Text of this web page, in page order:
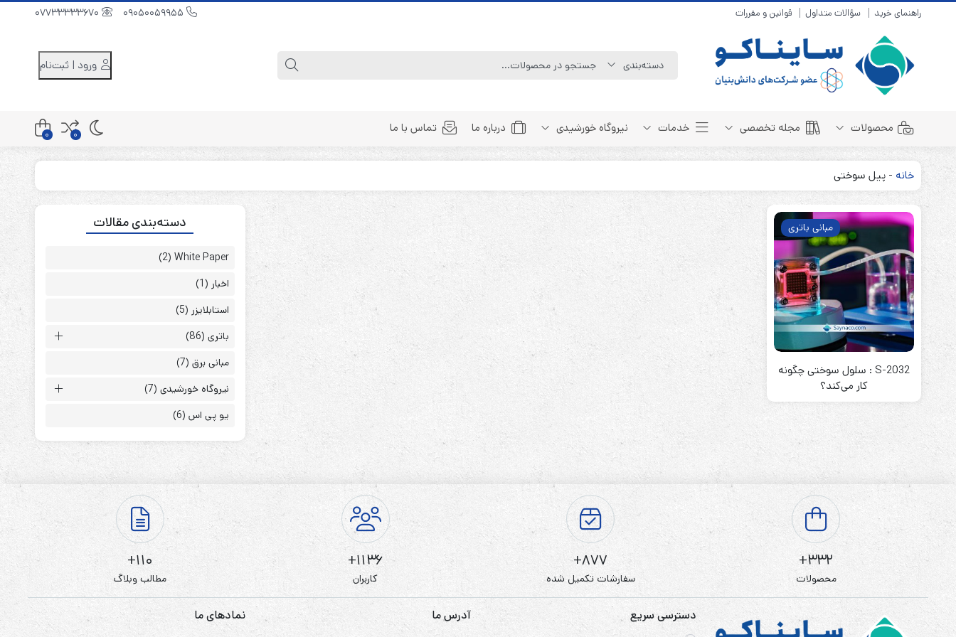
راهنمای خرید سؤالات متداول قوانین و مقررات
ورود | ثبت‌نام
محصولات
باتری سیلد لید اسید
باتری 4 ولت
باتری 12 ولت
باتری لیتیوم
باتری نیکل کادمیوم
باتری نیکل متال هیدرید
باتری آلکالاین
Line Interactive (Simulated Sine Wave)
Line Interactive (Pure Sine Wave)
Double Conversion (1:1)
Double Convertion (3:1)
Double Conversion (3:3)
کابینت باتری 48 ولت
کابینت باتری 96 ولت
کابینت باتری 240 ولت
سلاموند
موریسل
کینگ بت
یونیتکس پاور
STB
Prince
سروو موتوری
ZTY
ابزارهای مدیریت یوپی‌اس
تابلوی بای پس
ترانس ایزوله
مجله تخصصی
مبانی باتری
انواع باتری
تست و کنترل
طول عمر باتری
باتری هوشمند
بسته بندی و ایمنی
روش های شارژ
روش های تخلیه
خدمات نیروگاه خورشیدی درباره ما تماس با ما
0
0
خانه - پیل سوختی
مبانی باتری
S-2032 : سلول سوختی چگونه
کار می‌کند؟
دسته‌بندی مقالات
White Paper
(2)
اخبار (1)
استابلایزر (5)
باتری(86)
مبانی برق(7)
نیروگاه خورشیدی(7)
یو پی اس(6)
332+
محصولات
877+
سفارشات تکمیل شده
1136+
کاربران
110+
مطالب وبلاگ
دسترسی سریع آدرس ما نمادهای ما